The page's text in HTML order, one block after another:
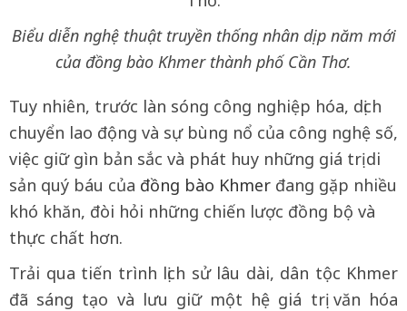
Biểu diễn nghệ thuật truyền thống nhân dịp năm mới
của đồng bào Khmer thành phố Cần Thơ.
Tuy nhiên, trước làn sóng công nghiệp hóa, dịch
chuyển lao động và sự bùng nổ của công nghệ số,
việc giữ gìn bản sắc và phát huy những giá trị di
sản quý báu của đồng bào Khmer đang gặp nhiều
khó khăn, đòi hỏi những chiến lược đồng bộ và
thực chất hơn.
Trải qua tiến trình lịch sử lâu dài, dân tộc Khmer
đã sáng tạo và lưu giữ một hệ giá trị văn hóa